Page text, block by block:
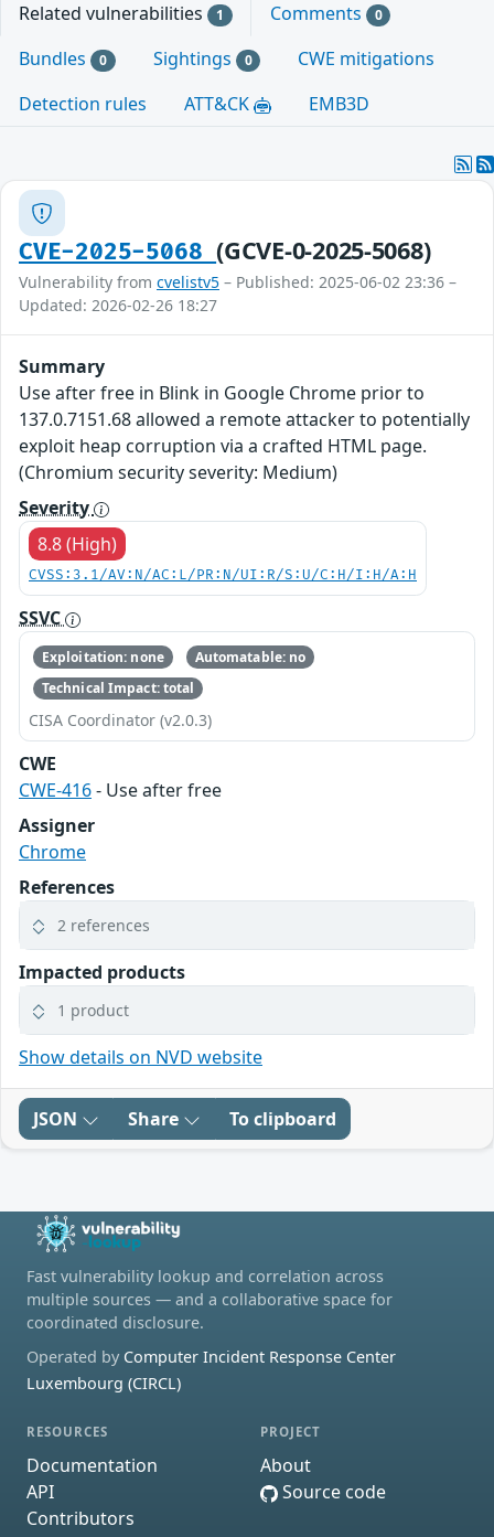
Related vulnerabilities 1 Comments 0
Bundles 0 Sightings 0
CWE mitigations
Detection rules
ATT&CK EMB3D
CVE-2025-5068(GCVE-0-2025-5068)
Vulnerability from cvelistv5 – Published: 2025-06-02 23:36 –
Updated: 2026-02-26 18:27
Summary
Use after free in Blink in Google Chrome prior to
137.0.7151.68 allowed a remote attacker to potentially
exploit heap corruption via a crafted HTML page.
(Chromium security severity: Medium)
Severity
8.8 (High)
CVSS:3.1/AV:N/AC:L/PR:N/UI:R/S:U/C:H/I:H/A:H
SSVC
Exploitation: none
Automatable: no
Technical Impact: total
CISA Coordinator (v2.0.3)
CWE
CWE-416- Use after free
Assigner
Chrome
References
2 references
Impacted products
1 product
Show details on NVD website
JSON Share To clipboard
Fast vulnerability lookup and correlation across
multiple sources — and a collaborative space for
coordinated disclosure.
Operated by Computer Incident Response Center
Luxembourg (CIRCL)
RESOURCES
Documentation
API
Contributors
PROJECT
About
Source code